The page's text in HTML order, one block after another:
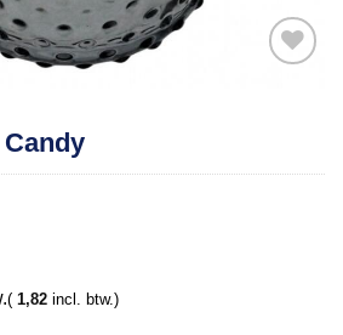
verlanglijst
( 1,82 incl. btw.)